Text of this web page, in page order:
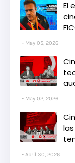
El
May 05, 2026
May 02, 2026
April 30, 2026